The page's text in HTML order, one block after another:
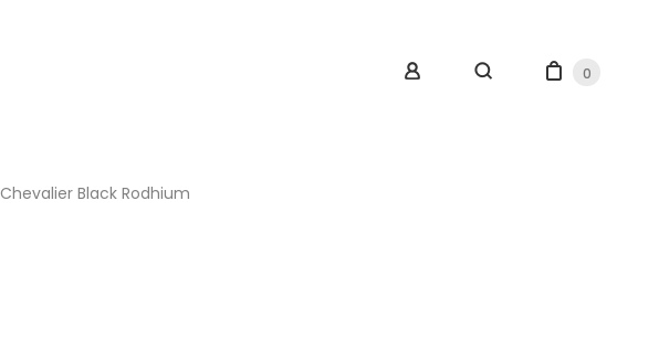
0
Chevalier Black Rodhium